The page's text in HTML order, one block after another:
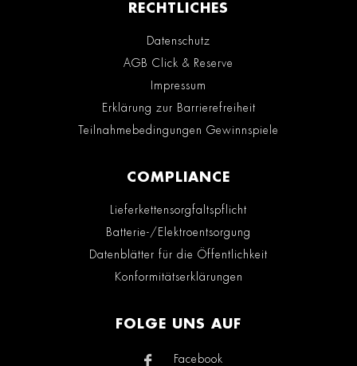
RECHTLICHES
Datenschutz
AGB Click & Reserve
Impressum
Erklärung zur Barrierefreiheit
Teilnahmebedingungen Gewinnspiele
COMPLIANCE
Lieferkettensorgfaltspflicht
Batterie-/Elektroentsorgung
Datenblätter für die Öffentlichkeit
Konformitätserklärungen
FOLGE UNS AUF
Facebook